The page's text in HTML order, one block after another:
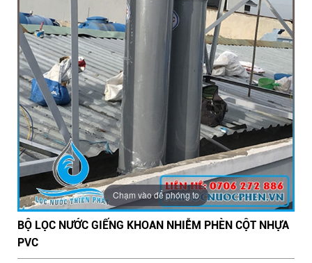
Chạm vào để phóng to
BỘ LỌC NƯỚC GIẾNG KHOAN NHIỄM PHÈN CỘT NHỰA
PVC
LẮP ĐẶT HỆ THỐNG LỌC NƯỚC PHÈN